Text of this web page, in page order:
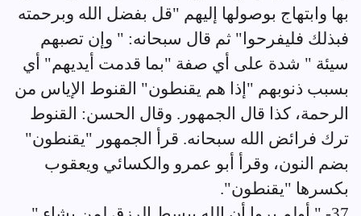
بها وابتهاج بوصولها إليهم "قل بفضل الله وبرحمته
فبذلك فليفرحوا" ثم قال سبحانه: " وإن تصبهم
سيئة " شدة على أي صفة "بما قدمت أيديهم" أي
بسبب ذنوبهم "إذا هم يقنطون" القنوط الإياس من
الرحمة، كذا قال الجمهور. وقال الحسن: القنوط
ترك فرائض الله سبحانه. قرأ الجمهور "يقنطون"
بضم النون، وقرأ أبو عمرو والكسائي ويعقوب
بكسرها "يقنطون".